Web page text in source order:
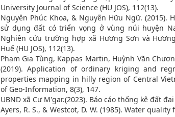
University Journal of Science (HU JOS), 112(13).
Nguyễn Phúc Khoa, & Nguyễn Hữu Ngữ. (2015).
sử dụng đất có triển vọng ở vùng núi huyện
Nghiên cứu trường hợp xã Hương Sơn và
Huế (HU JOS), 112(13).
Phạm Gia Tùng, Kappas Martin, Huỳnh Văn
(2019). Application of ordinary kriging and
properties mapping in hilly region of Central
of Geo-Information, 8(3), 147.
UBND xã Cư M'gar.(2023). Báo cáo thống kê đất
Ayers, R. S., & Westcot, D. W. (1985). Water